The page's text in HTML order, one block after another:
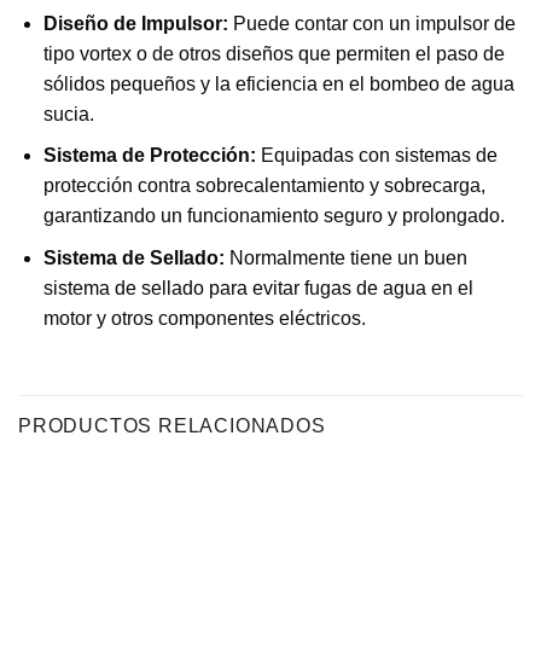
Diseño de Impulsor: Puede contar con un impulsor de
tipo vortex o de otros diseños que permiten el paso de
sólidos pequeños y la eficiencia en el bombeo de agua
sucia.
Sistema de Protección: Equipadas con sistemas de
protección contra sobrecalentamiento y sobrecarga,
garantizando un funcionamiento seguro y prolongado.
Sistema de Sellado: Normalmente tiene un buen
sistema de sellado para evitar fugas de agua en el
motor y otros componentes eléctricos.
PRODUCTOS RELACIONADOS